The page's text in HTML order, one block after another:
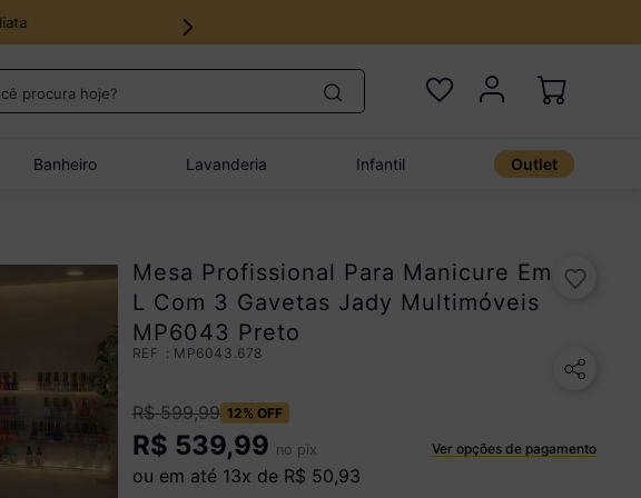
hoje?
Banheiro Lavanderia Infantil Outlet
Mesa Profissional Para Manicure Em
L Com 3 Gavetas Jady Multimóveis
MP6043 Preto
: MP6043.678
R$ 599,99 12% OFF
R$ 539,99 no pix Ver opções de pagamento
ou em até 13x de R$ 50,93